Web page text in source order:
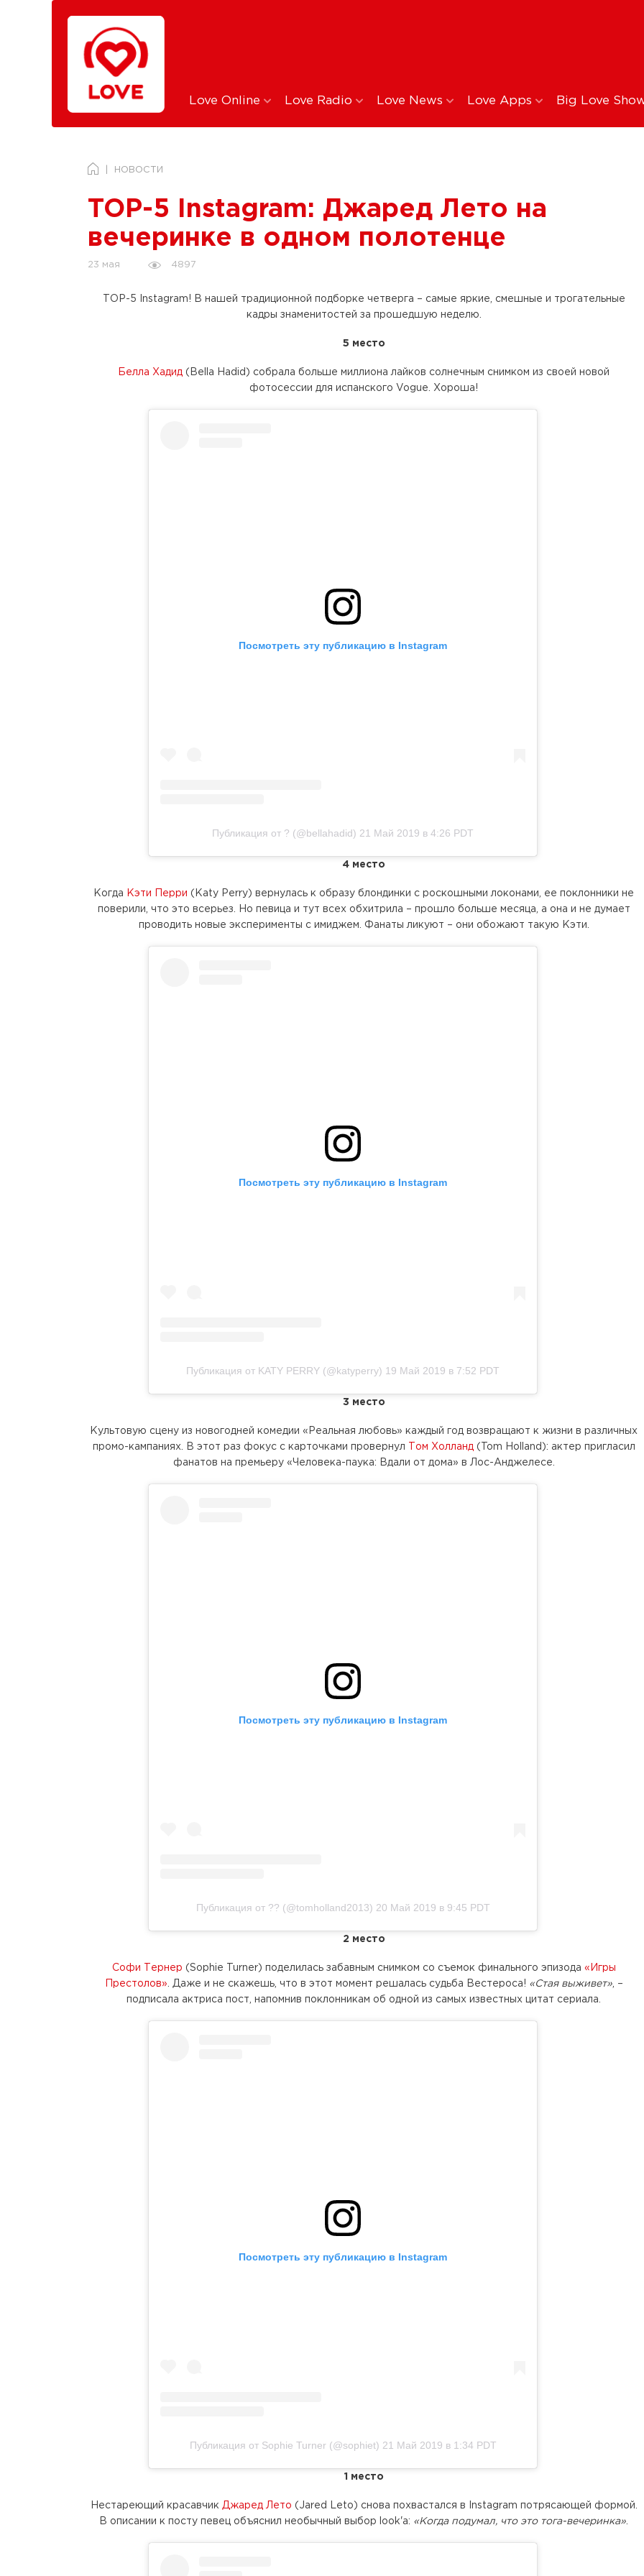
Love Online Love Radio Love News Love Apps Big Love
НОВОСТИ
TOP-5 Instagram: Джаред Лето на
вечеринке в одном полотенце
23 мая 4897
ТOP-5 Instagram! В нашей традиционной подборке четверга – самые яркие, смешные и трогательные
кадры знаменитостей за прошедшую неделю.
5 место
Белла Хадид (Bella Hadid) собрала больше миллиона лайков солнечным снимком из своей новой
фотосессии для испанского Vogue. Хороша!
Посмотреть эту публикацию в Instagram
Публикация от ? (@bellahadid) 21 Май 2019 в 4:26 PDT
4 место
Когда Кэти Перри (Katy Perry) вернулась к образу блондинки с роскошными локонами, ее поклонники не
поверили, что это всерьез. Но певица и тут всех обхитрила – прошло больше месяца, а она и не думает
проводить новые эксперименты с имиджем. Фанаты ликуют – они обожают такую Кэти.
Посмотреть эту публикацию в Instagram
Публикация от KATY PERRY (@katyperry) 19 Май 2019 в 7:52 PDT
3 место
Культовую сцену из новогодней комедии «Реальная любовь» каждый год возвращают к жизни в различных
промо-кампаниях. В этот раз фокус с карточками провернул
Том Холланд (Tom Holland): актер пригласил
фанатов на премьеру «Человека-паука: Вдали от дома» в Лос-Анджелесе.
Посмотреть эту публикацию в Instagram
Публикация от ?? (@tomholland2013) 20 Май 2019 в 9:45 PDT
2 место
Софи Тернер (Sophie Turner) поделилась забавным снимком со съемок финального эпизода «Игры
Престолов» . Даже и не скажешь, что в этот момент решалась судьба Вестероса! «Стая выживет», –
подписала актриса пост, напомнив поклонникам об одной из самых известных цитат сериала.
Посмотреть эту публикацию в Instagram
Публикация от Sophie Turner (@sophiet) 21 Май 2019 в 1:34 PDT
1 место
Нестареющий красавчик Джаред Лето (Jared Leto) снова похвастался в Instagram потрясающей формой.
В описании к посту певец объяснил необычный выбор look'a: «Когда подумал, что это тога-вечеринка»